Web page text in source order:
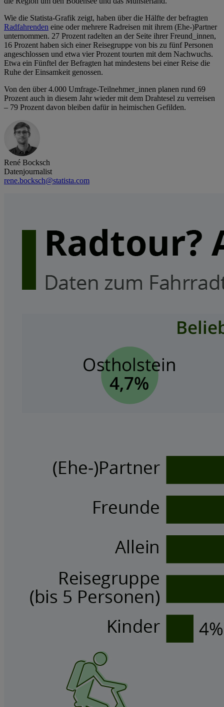
Wie die Statista-Grafik zeigt, haben über die Hälfte der befragten
Radfahrenden eine oder mehrere Radreisen mit ihrem (Ehe-)Partner
unternommen. 27 Prozent radelten an der Seite ihrer Freund_innen,
16 Prozent haben sich einer Reisegruppe von bis zu fünf Personen
angeschlossen und etwa vier Prozent tourten mit dem Nachwuchs.
Etwa ein Fünftel der Befragten hat mindestens bei einer Reise die
Ruhe der Einsamkeit genossen.
Von den über 4.000 Umfrage-Teilnehmer_innen planen rund 69
Prozent auch in diesem Jahr wieder mit dem Drahtesel zu verreisen
– 79 Prozent davon bleiben dafür in heimischen Gefilden.
René Bocksch
Datenjournalist
rene.bocksch@statista.com